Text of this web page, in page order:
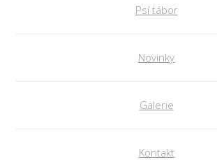
Psí tábor
Novinky
Galerie
Kontakt